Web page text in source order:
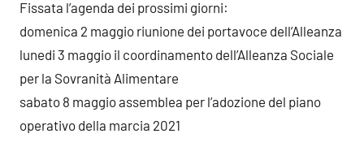
Fissata l’agenda dei prossimi giorni:
domenica 2 maggio riunione dei portavoce dell’Alleanza
lunedi 3 maggio il coordinamento dell’Alleanza Sociale
per la Sovranità Alimentare
sabato 8 maggio assemblea per l’adozione del piano
operativo della marcia 2021